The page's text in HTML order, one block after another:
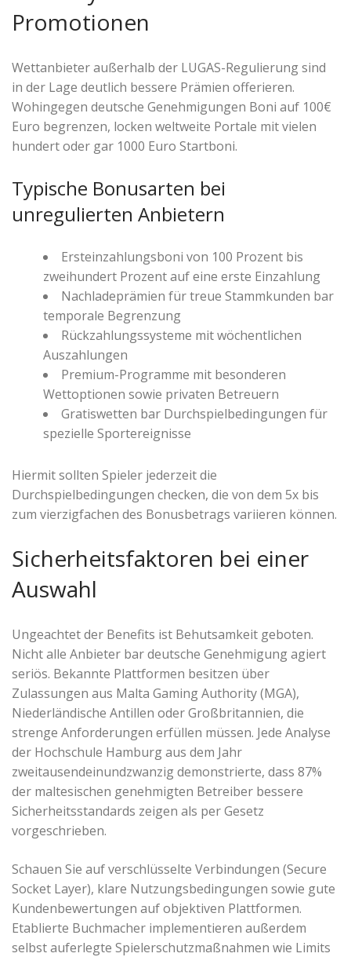
Promotionen
Wettanbieter außerhalb der LUGAS-Regulierung sind
in der Lage deutlich bessere Prämien offerieren.
Wohingegen deutsche Genehmigungen Boni auf 100€
Euro begrenzen, locken weltweite Portale mit vielen
hundert oder gar 1000 Euro Startboni.
Typische Bonusarten bei
unregulierten Anbietern
Ersteinzahlungsboni von 100 Prozent bis
zweihundert Prozent auf eine erste Einzahlung
Nachladeprämien für treue Stammkunden bar
temporale Begrenzung
Rückzahlungssysteme mit wöchentlichen
Auszahlungen
Premium-Programme mit besonderen
Wettoptionen sowie privaten Betreuern
Gratiswetten bar Durchspielbedingungen für
spezielle Sportereignisse
Hiermit sollten Spieler jederzeit die
Durchspielbedingungen checken, die von dem 5x bis
zum vierzigfachen des Bonusbetrags variieren können.
Sicherheitsfaktoren bei einer
Auswahl
Ungeachtet der Benefits ist Behutsamkeit geboten.
Nicht alle Anbieter bar deutsche Genehmigung agiert
seriös. Bekannte Plattformen besitzen über
Zulassungen aus Malta Gaming Authority (MGA),
Niederländische Antillen oder Großbritannien, die
strenge Anforderungen erfüllen müssen. Jede Analyse
der Hochschule Hamburg aus dem Jahr
zweitausendeinundzwanzig demonstrierte, dass 87%
der maltesischen genehmigten Betreiber bessere
Sicherheitsstandards zeigen als per Gesetz
vorgeschrieben.
Schauen Sie auf verschlüsselte Verbindungen (Secure
Socket Layer), klare Nutzungsbedingungen sowie gute
Kundenbewertungen auf objektiven Plattformen.
Etablierte Buchmacher implementieren außerdem
selbst auferlegte Spielerschutzmaßnahmen wie Limits